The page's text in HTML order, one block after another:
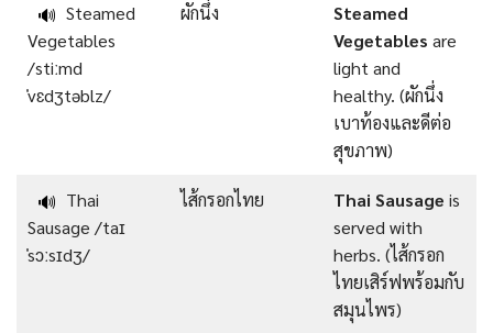
🔊 Steamed
Vegetables
/stiːmd
ˈvɛdʒtəblz/
ผักนึ่ง
Steamed
Vegetables are
light and
healthy. (ผักนึ่ง
เบาท้องและดีต่อ
สุขภาพ)
🔊 Thai
Sausage /taɪ
ˈsɔːsɪdʒ/
ไส้กรอกไทย Thai Sausage is
served with
herbs. (ไส้กรอก
ไทยเสิร์ฟพร้อมกับ
สมุนไพร)